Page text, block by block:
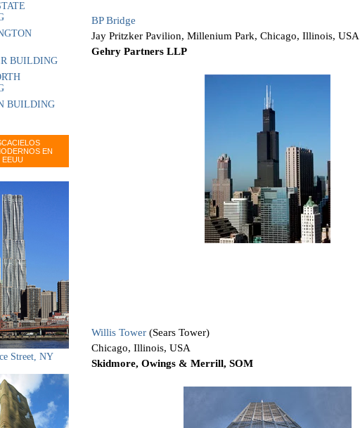
BUILDING
BUILDING
EN
EEUU
Street, NY
BP Bridge
Jay Pritzker Pavilion, Millenium Park, Chicago, Illinois, USA
Gehry Partners LLP
Willis Tower (Sears Tower)
Chicago, Illinois, USA
Skidmore, Owings & Merrill, SOM